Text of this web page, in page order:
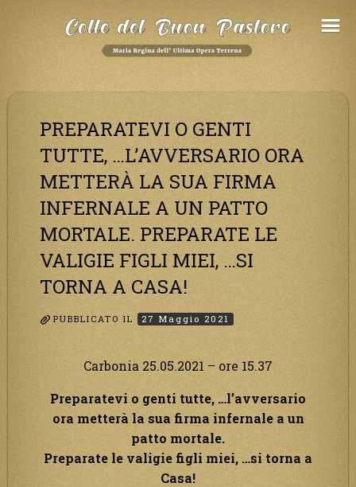
PREPARATEVI O GENTI
TUTTE, …L’AVVERSARIO ORA
METTERÀ LA SUA FIRMA
INFERNALE A UN PATTO
MORTALE. PREPARATE LE
VALIGIE FIGLI MIEI, …SI
TORNA A CASA!
PUBBLICATO IL 27 Maggio 2021
Carbonia 25.05.2021 – ore 15.37
Preparatevi o genti tutte, …l’avversario
ora metterà la sua firma infernale a un
patto mortale.
Preparate le valigie figli miei, …si torna a
Casa!